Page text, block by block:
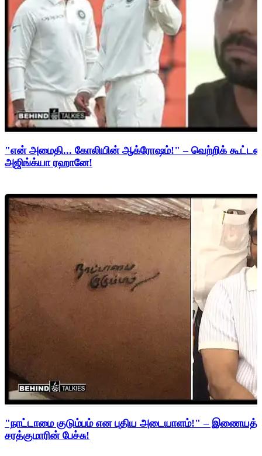
"என் அமைதி... கோலியின் ஆக்ரோஷம்!" – வெற்றிக்
அஜிங்க்யா ரஹானே!
"நாட்டாமை குடும்பம் என புதிய அடையாளம்!" –
சரத்குமாரின் பேச்சு!